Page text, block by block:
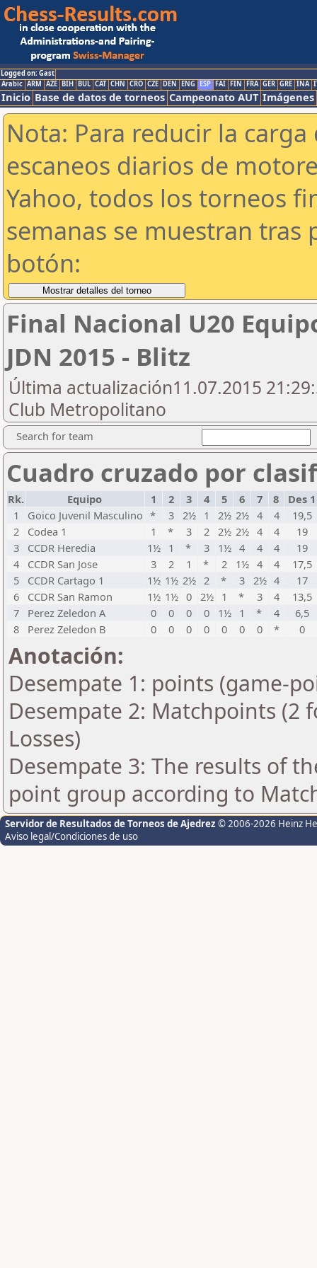
Logged on: Gast
Arabic ARM AZE BIH BUL CAT CHN CRO CZE DEN ENG ESP FAI FIN FRA GER GRE INA
Inicio Base de datos de torneos Campeonato AUT Imágenes
Nota: Para reducir la
escaneos diarios de
Yahoo, todos los torneos
semanas se muestran tras
botón:
Final Nacional U20
JDN 2015 - Blitz
Última actualización11.07.2015
Club Metropolitano
Search for team
Cuadro cruzado por
Rk. Equipo 1 2 3 4 5 6 7 8
Des
1
Goico Juvenil Masculino * 3 2½ 1 2½ 2½ 4 4
19,5
2
Codea 1 1 * 3 2 2½ 2½ 4 4
19
3
CCDR Heredia 1½ 1 * 3 1½ 4 4 4
19
4
CCDR San Jose 3 2 1 * 2 1½ 4 4
17,5
5
CCDR Cartago 1 1½ 1½ 2½ 2 * 3 2½ 4
17
6
CCDR San Ramon 1½ 1½ 0 2½ 1 * 3 4
13,5
7
Perez Zeledon A 0 0 0 0 1½ 1 * 4
6,5
8
Perez Zeledon B 0 0 0 0 0 0 0 * 0
Anotación:
Desempate 1: points (game-
Desempate 2: Matchpoints (2
Losses)
Desempate 3: The results of
point group according to
Servidor de Resultados de Torneos de Ajedrez © 2006-2026 Heinz
Aviso legal/Condiciones de uso